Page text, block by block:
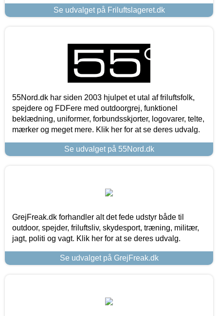
Se udvalget på Friluftslageret.dk
55Nord.dk har siden 2003 hjulpet et utal af friluftsfolk,
spejdere og FDFere med outdoorgrej, funktionel
beklædning, uniformer, forbundsskjorter, logovarer, telte,
mærker og meget mere. Klik her for at se deres udvalg.
Se udvalget på 55Nord.dk
GrejFreak.dk forhandler alt det fede udstyr både til
outdoor, spejder, friluftsliv, skydesport, træning, militær,
jagt, politi og vagt. Klik her for at se deres udvalg.
Se udvalget på GrejFreak.dk